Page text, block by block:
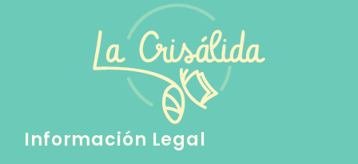
Información Legal